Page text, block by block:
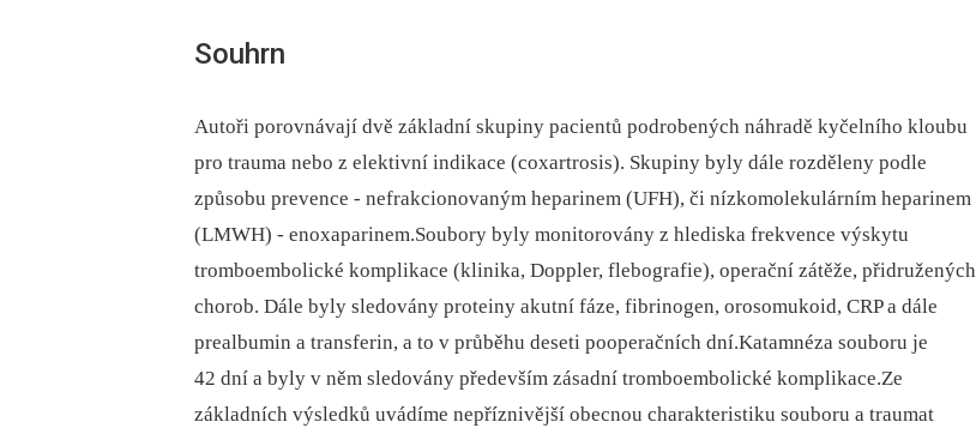
Souhrn
Autoři porovnávají dvě základní skupiny pacientů podrobených náhradě kyčelního kloubu
pro trauma nebo z elektivní indikace (coxartrosis). Skupiny byly dále rozděleny podle
způsobu prevence -⁠ nefrakcionovaným heparinem (UFH), či nízkomolekulárním heparinem
(LMWH) -⁠ enoxaparinem.Soubory byly monitorovány z hlediska frekvence výskytu
tromboembolické komplikace (klinika, Doppler, flebografie), operační zátěže, přidružených
chorob. Dále byly sledovány proteiny akutní fáze, fibrinogen, orosomukoid, CRP a dále
prealbumin a transferin, a to v průběhu deseti pooperačních dní.Katamnéza souboru je
42 dní a byly v něm sledovány především zásadní tromboembolické komplikace.Ze
základních výsledků uvádíme nepříznivější obecnou charakteristiku souboru a traumat